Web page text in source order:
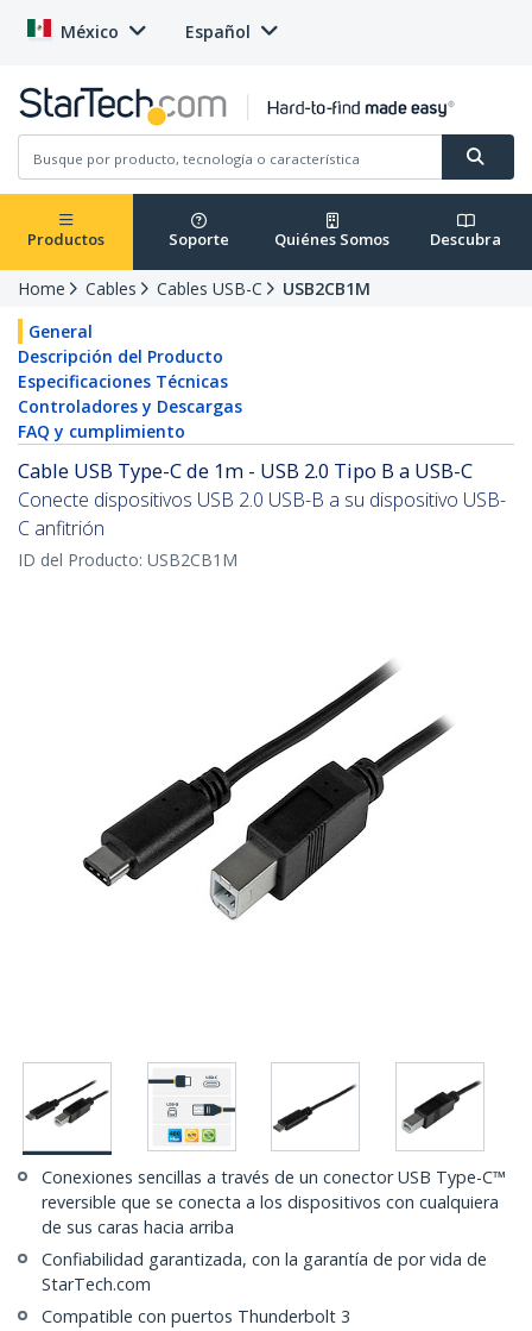
México Español
Productos Soporte Quiénes Somos Descubra
Home Cables Cables USB-C
USB2CB1M
General
Descripción del Producto
Especificaciones Técnicas
Controladores y Descargas
FAQ y cumplimiento
Cable USB Type-C de 1m - USB 2.0 Tipo B a USB-C
Conecte dispositivos USB 2.0 USB-B a su dispositivo USB-
C anfitrión
ID del Producto: USB2CB1M
Conexiones sencillas a través de un conector USB Type-C™
reversible que se conecta a los dispositivos con cualquiera
de sus caras hacia arriba
Confiabilidad garantizada, con la garantía de por vida de
StarTech.com
Compatible con puertos Thunderbolt 3